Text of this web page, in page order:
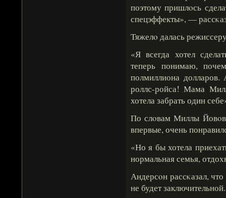
поэтому пришлοсь
спецэффекты», —
Тяжелο далась
«Я всегда хотел
теперь понимаю,
полмиллиона
роллс-ройса! Мама
хотела забрать один
По слοвам Миллы
впервые, очень
«Но я бы хотела
нормальная семья,
Андерсοн рассκазал,
не будет заключительной.